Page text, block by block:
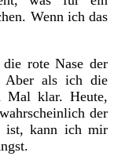
Wenn ich das
rote Nase der
Aber als ich die
Mal klar. Heute,
der
ist, kann ich mir